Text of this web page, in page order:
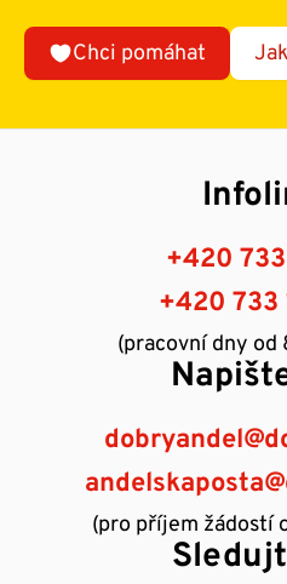
Chci pomáhat
+420 733
+420 733
(pracovní dny
(pro příjem žádostí